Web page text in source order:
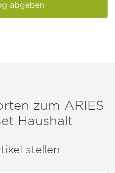
abgeben
zum ARIES
Haushalt
stellen